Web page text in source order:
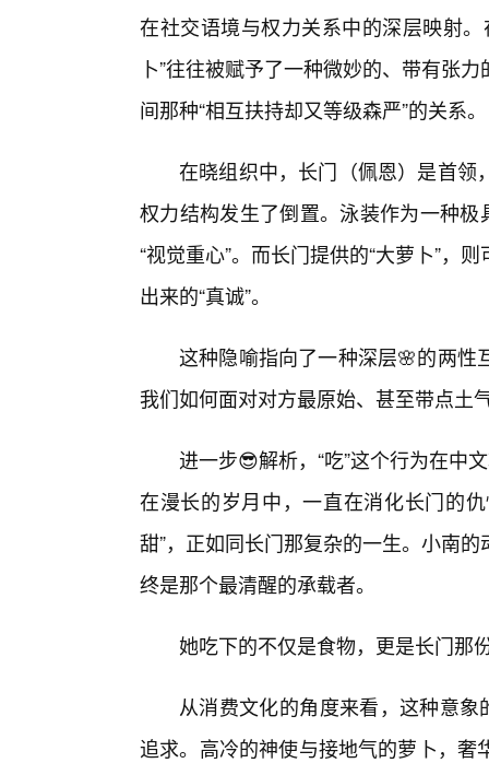
在社交语境与权力关系中的深层映射
卜”往往被赋予了一种微妙的、带有张
间那种“相互扶持却又等级森严”的关系。
在晓组织中，长门（佩恩）是首领
权力结构发生了倒置。泳装作为一种
“视觉重心”。而长门提供的“大萝卜”，
出来的“真诚”。
这种隐喻指向了一种深层🌸的两性
我们如何面对对方最原始、甚至带点土
进一步😎解析，“吃”这个行为在中
在漫长的岁月中，一直在消化长门的
甜”，正如同长门那复杂的一生。小南
终是那个最清醒的承载者。
她吃下的不仅是食物，更是长门那
从消费文化的角度来看，这种意象
追求。高冷的神使与接地气的萝卜，